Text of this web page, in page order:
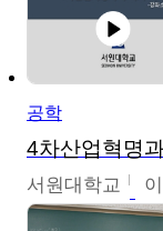
공학
서원대학교